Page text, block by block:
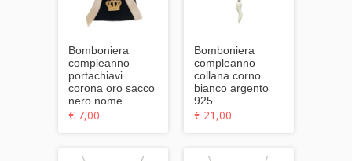
Bomboniera
compleanno
portachiavi
corona oro sacco
nero nome
€ 7,00
Bomboniera
compleanno
collana corno
bianco argento
925
€ 21,00